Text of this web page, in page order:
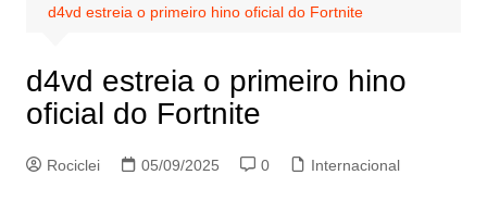
d4vd estreia o primeiro hino oficial do Fortnite
d4vd estreia o primeiro hino
oficial do Fortnite
Rociclei 05/09/2025 0 Internacional